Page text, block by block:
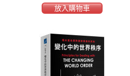
放入購物車